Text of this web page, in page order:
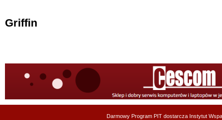
Griffin
Darmowy Program PIT dostarcza Instytut